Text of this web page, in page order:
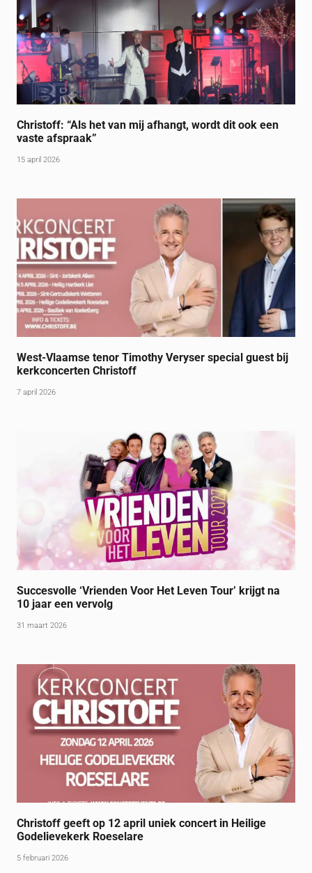
Christoff: “Als het van mij afhangt, wordt dit ook een
vaste afspraak”
15 april 2026
West-Vlaamse tenor Timothy Veryser special guest bij
kerkconcerten Christoff
7 april 2026
Succesvolle ‘Vrienden Voor Het Leven Tour’ krijgt na
10 jaar een vervolg
31 maart 2026
Christoff geeft op 12 april uniek concert in Heilige
Godelievekerk Roeselare
5 februari 2026